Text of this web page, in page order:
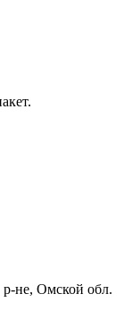
не, Омской обл.